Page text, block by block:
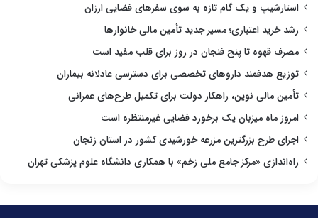
استارشیپ و یک گام تازه به سوی سفرهای فضایی ارزان
رشد خرید اعتباری؛ مسیر جدید تأمین مالی خانوارها
مصرف قهوه تا پنج فنجان در روز برای قلب مفید است
توزیع هدفمند داروهای تخصصی برای دسترسی عادلانه بیماران
تأمین مالی نوین، راهکار دولت برای تکمیل طرح‌های عمرانی
امروز ماه میزبان یک برخورد فضایی غیرمنتظره است
اجرای طرح بزرگترین مزرعه خورشیدی کشور در استان زنجان
راه‌اندازی «مرکز جامع ملی زخم» با همکاری دانشگاه علوم پزشکی تهران